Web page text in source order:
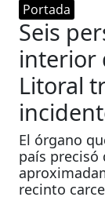
Portada
Seis
interior
Litoral
El órgano
país precisó
recinto